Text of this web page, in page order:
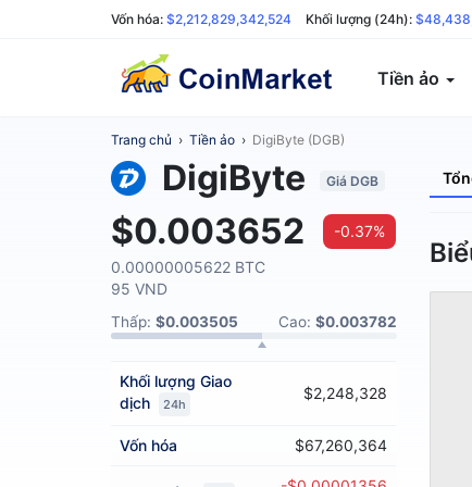
Vốn hóa: $2,212,829,342,524 Khối lượng (24h):
Tiền ảo
Trang chủ › Tiền ảo › DigiByte (DGB)
DigiByte Giá DGB
$0.003652
-0.37%
0.00000005622 BTC
95 VND
Thấp: $0.003505 Cao: $0.003782
Khối lượng Giao
dịch
24h
$2,248,328
Vốn hóa $67,260,364